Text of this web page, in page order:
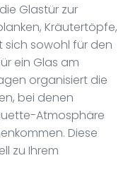
Glastür zur
Kräutertöpfe,
sich sowohl für den
ein Glas am
organisiert die
bei denen
Atmosphäre
Diese
zu Ihrem